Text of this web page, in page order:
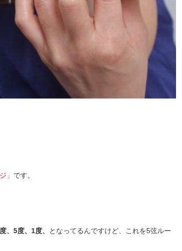
」 です。
、5度、1度、
となってるんですけど、これを5弦ルー